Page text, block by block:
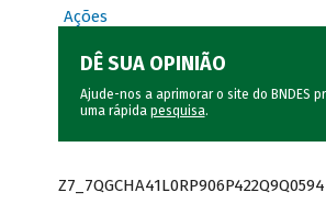
Ações
DÊ SUA OPINIÃO
Ajude-nos a aprimorar o site do BNDES
uma rápida pesquisa.
Z7_7QGCHA41L0RP906P422Q9Q0594